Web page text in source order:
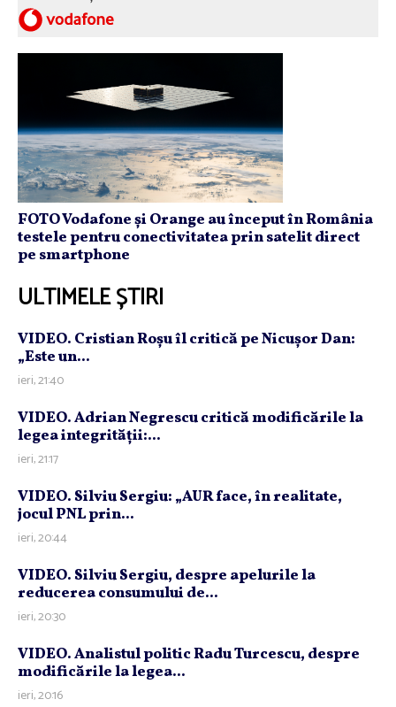
FOTO Vodafone și Orange au început în România
testele pentru conectivitatea prin satelit direct
pe smartphone
ULTIMELE ȘTIRI
VIDEO. Cristian Roşu îl critică pe Nicuşor Dan:
„Este un...
ieri, 21:40
VIDEO. Adrian Negrescu critică modificările la
legea integrităţii:...
ieri, 21:17
VIDEO. Silviu Sergiu: „AUR face, în realitate,
jocul PNL prin...
ieri, 20:44
VIDEO. Silviu Sergiu, despre apelurile la
reducerea consumului de...
ieri, 20:30
VIDEO. Analistul politic Radu Turcescu, despre
modificările la legea...
ieri, 20:16